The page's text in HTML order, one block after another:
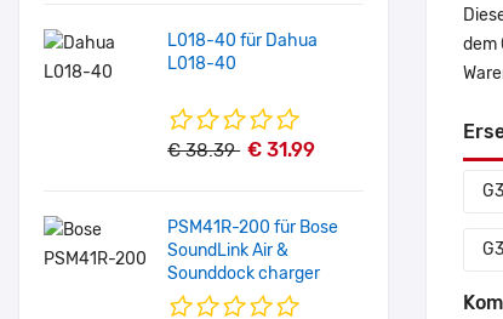
L018-40 für Dahua
L018-40
€ 38.39 € 31.99
PSM41R-200 für Bose
SoundLink Air &
Sounddock charger
dem